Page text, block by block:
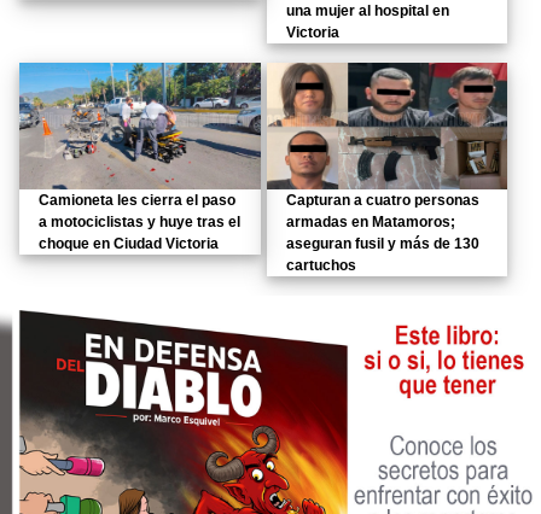
una mujer al hospital en
Victoria
Camioneta les cierra el paso
a motociclistas y huye tras el
choque en Ciudad Victoria
Capturan a cuatro personas
armadas en Matamoros;
aseguran fusil y más de 130
cartuchos